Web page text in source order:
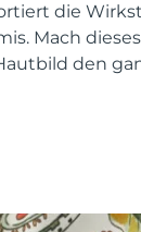
die
Mach
den